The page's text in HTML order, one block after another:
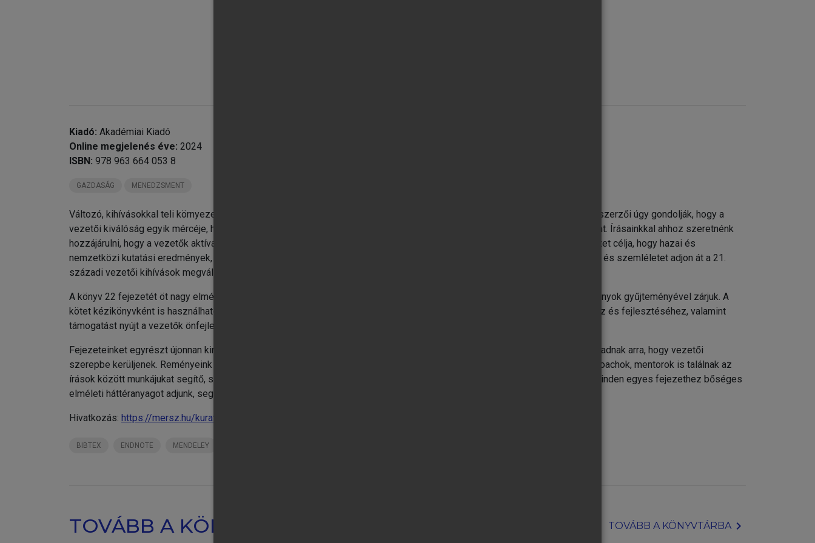
Kiadó: Akadémiai Kiadó
Online megjelenés éve: 2024
ISBN: 978 963 664 053 8
GAZDASÁG MENEDZSMENT
Változó, kihívásokkal teli környezetben a szervezetek, vezetők sikerének, túlélésének záloga a folyamatos fejlődés. A kötet szerzői úgy gondolják, hogy a
vezetői kiválóság egyik mércéje, hogy mennyire elkötelezett a vezető saját maga, munkatársai és szervezete fejlesztése iránt. Írásainkkal ahhoz szeretnénk
hozzájárulni, hogy a vezetők aktívan és proaktívan vállalják a fejlesztési folyamatokkal és változásokkal járó kihívásokat. A kötet célja, hogy hazai és
nemzetközi kutatási eredmények, trendek bemutatásával, a vezetéselméleti alapok mellett a gyakorlatba is átültethető tudást és szemléletet adjon át a 21.
századi vezetői kihívások megválaszolásához.
A könyv 22 fejezetét öt nagy elméleti blokkba rendeztük, és a kötetet a témák gyakorlati aspektusait megvilágító esettanulmányok gyűjteményével zárjuk. A
kötet kézikönyvként is használható, eszközökkel és példákkal szolgál a szükséges vezetői kompetenciák meghatározásához és fejlesztéséhez, valamint
támogatást nyújt a vezetők önfejlesztéséhez.
Fejezeteinket egyrészt újonnan kinevezett vezetőknek, illetve azoknak szánjuk, akik vezetői szerepre készülnek vagy esélyt adnak arra, hogy vezetői
szerepbe kerüljenek. Reményeink szerint humánerőforrás-szakemberek, szervezet- és vezetőfejlesztők, képzők, trénerek, coachok, mentorok is találnak az
írások között munkájukat segítő, szemléletüket formáló írásokat. A tapasztalt vezetőkre is gondolva, törekedtünk arra, hogy minden egyes fejezethez bőséges
elméleti háttéranyagot adjunk, segítve az önálló tanulást.
Hivatkozás: https://mersz.hu/kurath-banyai-vezetofejlesztes-a-21-szazadban//
BIBTEX ENDNOTE MENDELEY
TOVÁBB A KÖNYVTÁRBA TOVÁBB A KÖNYVTÁRBAchevron_right